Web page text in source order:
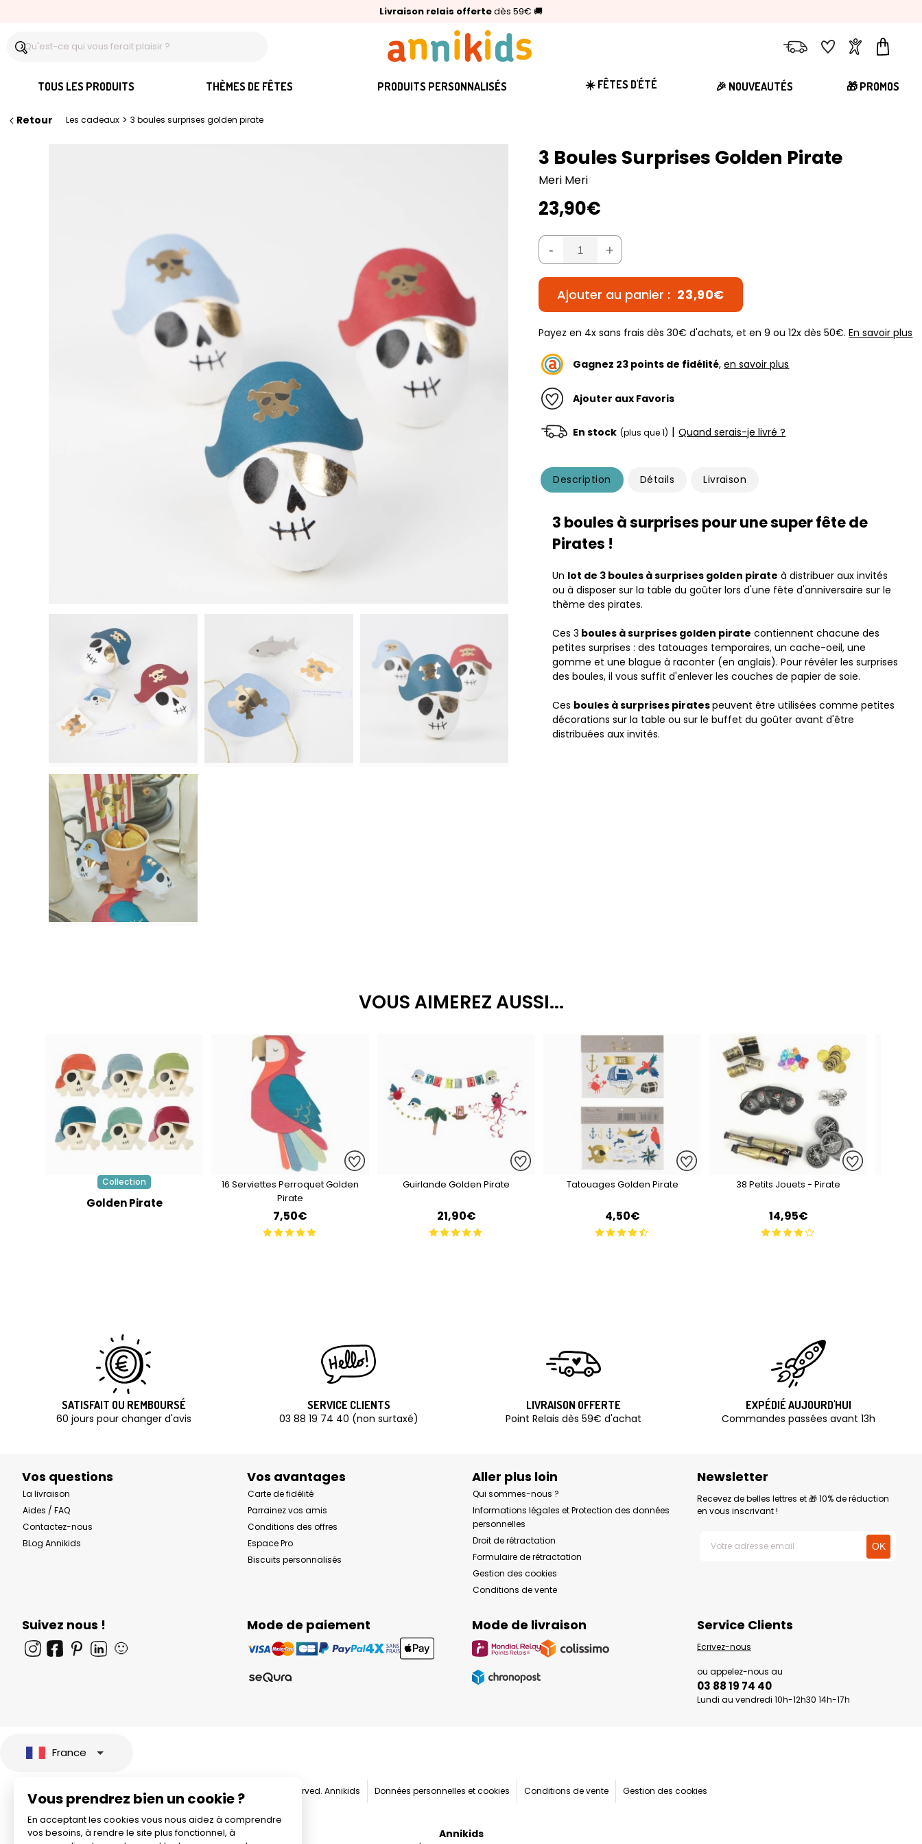
Livraison relais offertedès 59€ 🚚
🥇Palmarès Capital 2025 :Annikids N°1
⭐⭐⭐⭐⭐4,6/5(24 000 avis clients)
LivraisonFavorisComptePanier
TOUS LES PRODUITS THÈMES DE FÊTES PRODUITS PERSONNALISÉS ☀️ FÊTES D'ÉTÉ 🎉 NOUVEAUTÉS 🎁 PROMOS
Retour Les cadeaux > 3 boules surprises golden pirate
3 Boules Surprises Golden Pirate
Meri Meri
23,90€
- +
Ajouter au panier : 23,90€
Payez en 4x sans frais dès 30€ d'achats, et en 9 ou 12x dès 50€.En savoir plus
Gagnez 23 points de fidélité,en savoir plus
Ajouter aux Favoris
En stock (plus que 1) | Quand serais-je livré ?
Description Détails Livraison
3 boules à surprises pour une super fête de
Pirates !
Un lot de 3 boules à surprises golden pirate à distribuer aux invités
ou à disposer sur la table du goûter lors d'une fête d'anniversaire sur le
thème des pirates.
Ces 3 boules à surprises golden pirate contiennent chacune des
petites surprises : des tatouages temporaires, un cache-oeil, une
gomme et une blague à raconter (en anglais). Pour révéler les surprises
des boules, il vous suffit d'enlever les couches de papier de soie.
Ces boules à surprises piratespeuvent être utilisées comme petites
décorations sur la table ou sur le buffet du goûter avant d'être
distribuées aux invités.
VOUS AIMEREZ AUSSI...
Collection
Golden Pirate
16 Serviettes Perroquet Golden
Pirate
7,50€
Guirlande Golden Pirate
21,90€
Tatouages Golden Pirate
4,50€
38 Petits Jouets - Pirate
14,95€
SATISFAIT OU REMBOURSÉ
60 jours pour changer d'avis
SERVICE CLIENTS
03 88 19 74 40 (non surtaxé)
LIVRAISON OFFERTE
Point Relais dès 59€ d'achat
EXPÉDIÉ AUJOURD'HUI
Commandes passées avant 13h
Vos questions
La livraison
Aides / FAQ
Contactez-nous
BLog Annikids
Vos avantages
Carte de fidélité
Parrainez vos amis
Conditions des offres
Espace Pro
Biscuits personnalisés
Aller plus loin
Qui sommes-nous ?
Informations légales et Protection des données
personnelles
Droit de rétractation
Formulaire de rétractation
Gestion des cookies
Conditions de vente
Newsletter
Recevez de belles lettres et 🎁 10% de réduction
en vous inscrivant !
Suivez nous !
🙂
Mode de paiement Mode de livraison Service Clients
Ecrivez-nous
ou appelez-nous au
03 88 19 74 40
Lundi au vendredi 10h-12h30 14h-17h
Vous prendrez bien un cookie ?
En acceptant les cookies vous nous aidez à comprendre
vos besoins, à rendre le site plus fonctionnel, à
France
© 2026 All rights reserved. Annikids Données personnelles et cookies Conditions de vente Gestion des cookies
Annikids